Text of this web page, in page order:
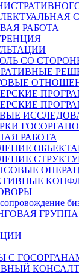
РАБОТА
СО
РАБОТА
С